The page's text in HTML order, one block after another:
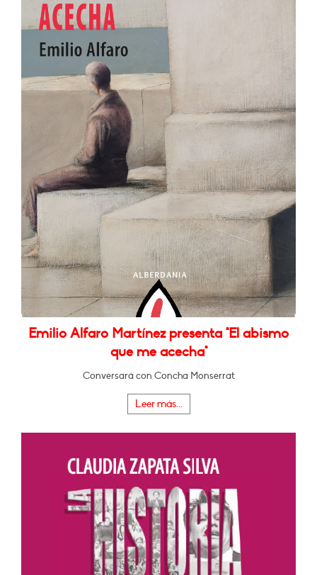
Emilio Alfaro Martínez presenta "El abismo
que me acecha"
Conversará con Concha Monserrat
Leer más...